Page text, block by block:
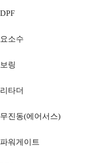
DPF
요소수
보링
리타더
무진동(에어서스)
파워게이트